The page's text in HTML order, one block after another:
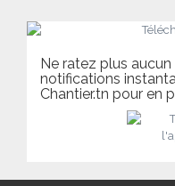
Ne ratez plus
notifications
Chantier.tn pour en